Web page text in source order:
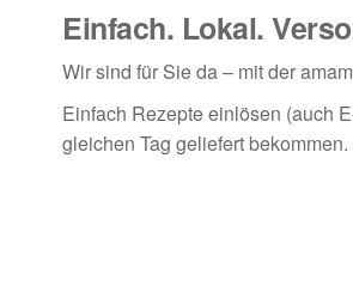
Einfach. Lokal.
Wir sind für Sie da – mit der
Einfach Rezepte einlösen (auch
gleichen Tag geliefert